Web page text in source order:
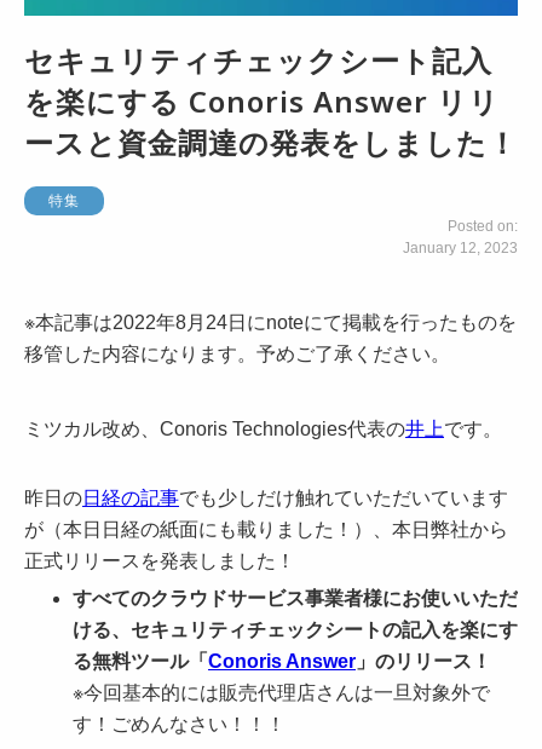
セキュリティチェックシート記入
を楽にする Conoris Answer リリ
ースと資金調達の発表をしました！
特集
Posted on:
January 12, 2023
※本記事は2022年8月24日にnoteにて掲載を行ったものを
移管した内容になります。予めご了承ください。
ミツカル改め、Conoris Technologies代表の井上です。
昨日の日経の記事でも少しだけ触れていただいています
が（本日日経の紙面にも載りました！）、本日弊社から
正式リリースを発表しました！
すべてのクラウドサービス事業者様にお使いいただ
ける、セキュリティチェックシートの記入を楽にす
る無料ツール「 Conoris Answer 」のリリース！
※今回基本的には販売代理店さんは一旦対象外で
す！ごめんなさい！！！